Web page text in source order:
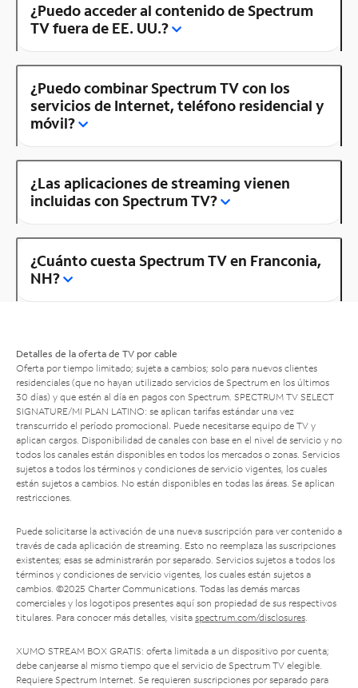
¿Puedo acceder al contenido de Spectrum
TV fuera de EE. UU.?
¿Puedo combinar Spectrum TV con los
servicios de Internet, teléfono residencial y
móvil?
¿Las aplicaciones de streaming vienen
incluidas con Spectrum TV?
¿Cuánto cuesta Spectrum TV en Franconia,
NH?
Detalles de la oferta de TV por cable
Oferta por tiempo limitado; sujeta a cambios; solo para nuevos clientes
residenciales (que no hayan utilizado servicios de Spectrum en los últimos
30 días) y que estén al día en pagos con Spectrum. SPECTRUM TV SELECT
SIGNATURE/MI PLAN LATINO: se aplican tarifas estándar una vez
transcurrido el período promocional. Puede necesitarse equipo de TV y
aplican cargos. Disponibilidad de canales con base en el nivel de servicio y no
todos los canales están disponibles en todos los mercados o zonas. Servicios
sujetos a todos los términos y condiciones de servicio vigentes, los cuales
están sujetos a cambios. No están disponibles en todas las áreas. Se aplican
restricciones.
Puede solicitarse la activación de una nueva suscripción para ver contenido a
través de cada aplicación de streaming. Esto no reemplaza las suscripciones
existentes; esas se administrarán por separado. Servicios sujetos a todos los
términos y condiciones de servicio vigentes, los cuales están sujetos a
cambios. ©2025 Charter Communications. Todas las demás marcas
comerciales y los logotipos presentes aquí son propiedad de sus respectivos
titulares. Para conocer más detalles, visita spectrum.com/disclosures.
XUMO STREAM BOX GRATIS: oferta limitada a un dispositivo por cuenta;
debe canjearse al mismo tiempo que el servicio de Spectrum TV elegible.
Requiere Spectrum Internet. Se requieren suscripciones por separado para